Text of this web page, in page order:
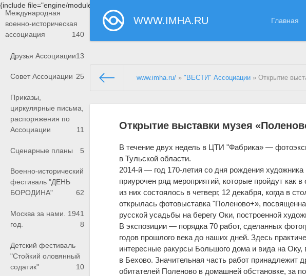
{include file="engine/modules/saperu/head.php"}
WWW.IMHA.RU Главная
Международная
военно-историческая
ассоциация
140
Друзья Ассоциации13
Совет Ассоциации 25
Приказы,
циркулярные письма,
распоряжения по
Ассоциации
11
Сценарные планы 5
Военно-исторический
фестиваль "ДЕНЬ
БОРОДИНА"
62
Москва за нами. 1941
год.
8
Детский фестиваль
"Стойкий оловянный
содатик"
10
www.imha.ru/ »"ВЕСТИ" Ассоциации » Открытие
Открытие выставки музея
В течение двух недель в ЦТИ "Фабрика» —
в Тульской области.
2014-й — год 170-летия со дня рождения
приурочен ряд мероприятий, которые пройдут как
из них состоялось в четверг, 12 декабря, когда в
открылась фотовыставка "Поленово+»,
русской усадьбы на берегу Оки, построенной
В экспозиции — порядка 70 работ, сделанных
годов прошлого века до наших дней. Здесь
интересные ракурсы Большого дома и вида на
в Бехово. Значительная часть работ
обитателей Поленово в домашней обстановке, за